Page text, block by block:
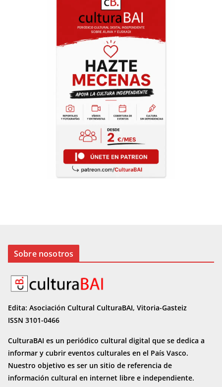
Sobre nosotros
Edita: Asociación Cultural CulturaBAI, Vitoria-Gasteiz
ISSN 3101-0466
CulturaBAI es un periódico cultural digital que se dedica a
informar y cubrir eventos culturales en el País Vasco.
Nuestro objetivo es ser un sitio de referencia de
información cultural en internet libre e independiente.